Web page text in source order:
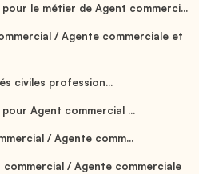
le métier de Agent commerci...
/ Agente commerciale et
civiles profession...
Agent commercial ...
/ Agente comm...
/ Agente commerciale